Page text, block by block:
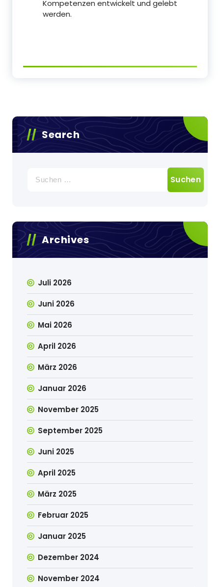
Kompetenzen entwickelt und gelebt
werden.
Search
nach:
Archives
Juli 2026
Juni 2026
Mai 2026
April 2026
März 2026
Januar 2026
November 2025
September 2025
Juni 2025
April 2025
März 2025
Februar 2025
Januar 2025
Dezember 2024
November 2024